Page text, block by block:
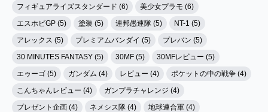
フィギュアライズスタンダード (6)
美少女プラモ (6)
エスホビGP (5)
塗装 (5) 連邦愚連隊 (5)
NT-1 (5)
アレックス (5)
プレミアムバンダイ (5)
プレバン (5)
30 MINUTES FANTASY (5)
30MF (5)
30MFレビュー (5)
エゥーゴ (5)
ガンダム (4) レビュー (4)
ポケットの中の戦争 (4)
こんちゃんレビュー (4)
ガンプラチャレンジ (4)
プレゼント企画 (4)
ネメシス隊 (4)
地球連合軍 (4)